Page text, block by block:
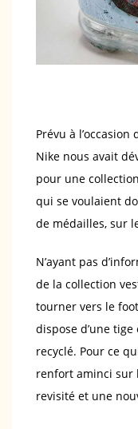
Prévu à l’occasion
Nike nous avait
pour une
qui se voulaient
de médailles, sur
N’ayant pas
de la collection
tourner vers le
dispose d’une
recyclé. Pour ce
renfort aminci sur
revisité et une